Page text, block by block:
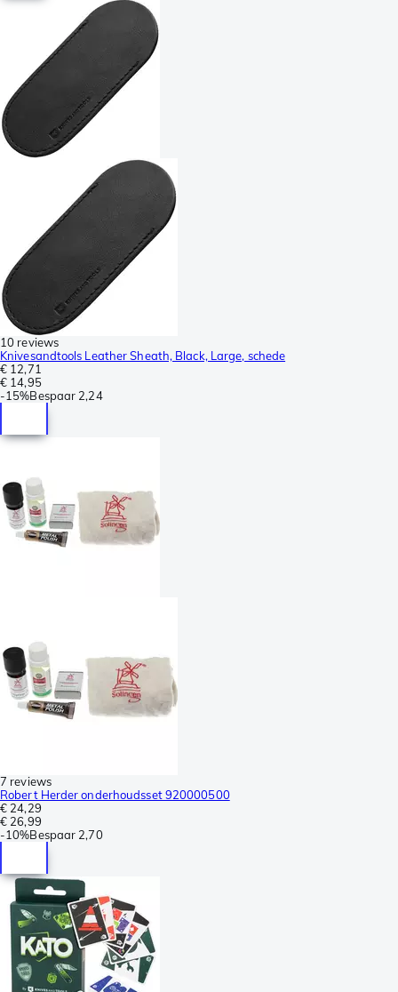
10 reviews
Knivesandtools Leather Sheath, Black, Large, schede
€ 12,71
€ 14,95
-15%Bespaar 2,24
7 reviews
Robert Herder onderhoudsset 920000500
€ 24,29
€ 26,99
-10%Bespaar 2,70